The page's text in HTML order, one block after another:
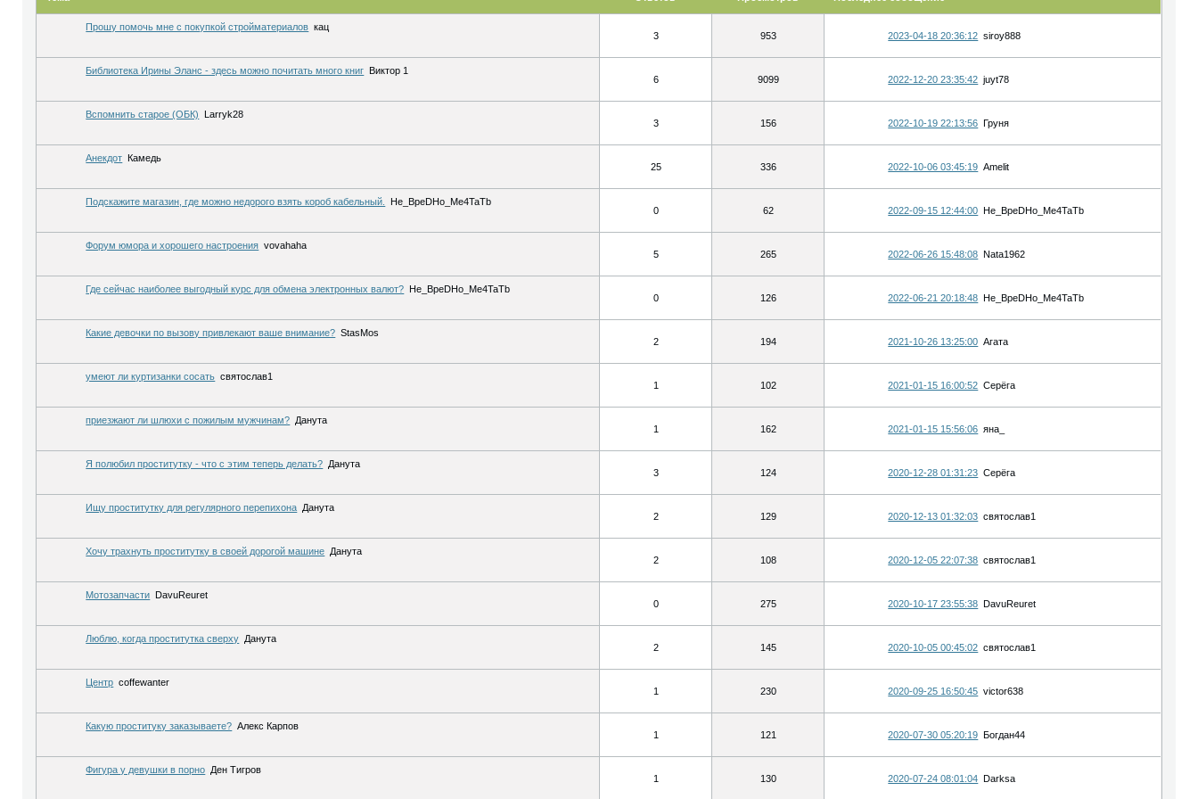
Прошу помочь мне с покупкой стройматериалов кац
3
953 2023-04-18 20:36:12 siroy888
Библиотека Ирины Эланс - здесь можно почитать много книг
Виктор 1
6
9099 2022-12-20 23:35:42 juyt78
Вспомнить старое (ОБК)
Larryk28
3
156 2022-10-19 22:13:56 Груня
Анекдот
Камедь
25
336 2022-10-06 03:45:19 Amelit
Подскажите магазин, где можно недорого взять короб кабельный.
He_BpeDHo_Me4TaTb
0
62 2022-09-15 12:44:00 He_BpeDHo_Me4TaTb
Форум юмора и хорошего настроения vovahaha
5
265 2022-06-26 15:48:08 Nata1962
Где сейчас наиболее выгодный курс для обмена электронных валют?
He_BpeDHo_Me4TaTb
0
126 2022-06-21 20:18:48 He_BpeDHo_Me4TaTb
Какие девочки по вызову привлекают ваше внимание? StasMos
2
194 2021-10-26 13:25:00 Агата
умеют ли куртизанки сосать святослав1
1
102 2021-01-15 16:00:52 Серёга
приезжают ли шлюхи с пожилым мужчинам? Данута
1
162 2021-01-15 15:56:06 яна_
Я полюбил проститутку - что с этим теперь делать? Данута
3
124 2020-12-28 01:31:23 Серёга
Ищу проститутку для регулярного перепихона Данута
2
129 2020-12-13 01:32:03 святослав1
Хочу трахнуть проститутку в своей дорогой машине Данута
2
108 2020-12-05 22:07:38 святослав1
Мотозапчасти
DavuReuret
0
275 2020-10-17 23:55:38 DavuReuret
Люблю, когда проститутка сверху Данута
2
145 2020-10-05 00:45:02 святослав1
Центр coffewanter
1
230 2020-09-25 16:50:45 victor638
Какую проституку заказываете? Алекс Карпов
1
121 2020-07-30 05:20:19 Богдан44
Фигура у девушки в порно Ден Тигров
1
130 2020-07-24 08:01:04 Darksa